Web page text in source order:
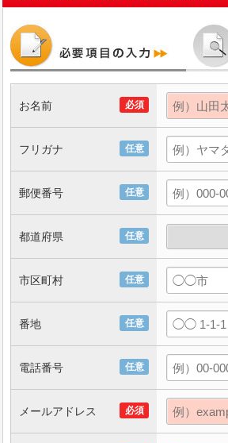
必須
お名前
任意
フリガナ
任意
郵便番号
任意
都道府県
任意
市区町村
任意
番地
任意
電話番号
必須
メールアドレス